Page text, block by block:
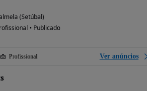
(Setúbal)
• Publicado
Profissional Ver anúncios